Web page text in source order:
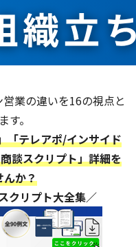
業の違いを16の視点と
。
「テレアポ/インサイド
談スクリプト」詳細を
んか？
クリプト大全集／